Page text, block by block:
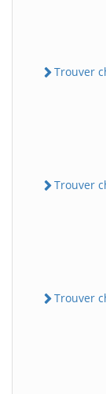
Trouver
Trouver
Trouver